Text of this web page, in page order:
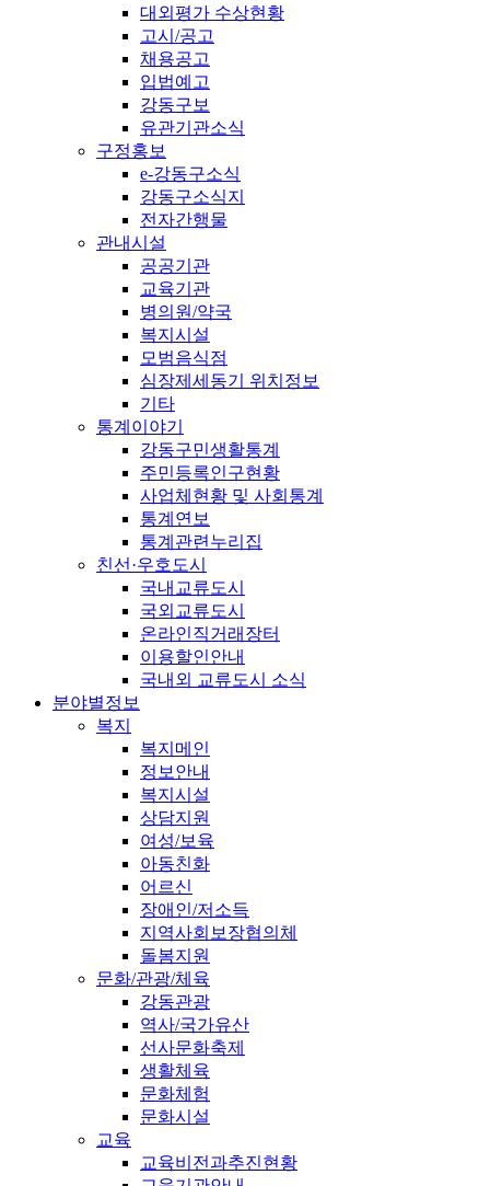
대외평가 수상현황
고시/공고
채용공고
입법예고
강동구보
유관기관소식
구정홍보
e-강동구소식
강동구소식지
전자간행물
관내시설
공공기관
교육기관
병의원/약국
복지시설
모범음식점
심장제세동기 위치정보
기타
통계이야기
강동구민생활통계
주민등록인구현황
사업체현황 및 사회통계
통계연보
통계관련누리집
친선·우호도시
국내교류도시
국외교류도시
온라인직거래장터
이용할인안내
국내외 교류도시 소식
분야별정보
복지
복지메인
정보안내
복지시설
상담지원
여성/보육
아동친화
어르신
장애인/저소득
지역사회보장협의체
돌봄지원
문화/관광/체육
강동관광
역사/국가유산
선사문화축제
생활체육
문화체험
문화시설
교육
교육비전과추진현황